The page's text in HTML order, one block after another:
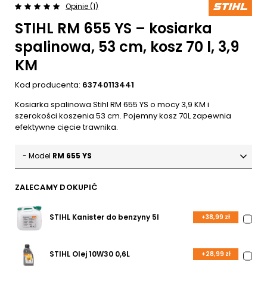
Opinie (1)
STIHL RM 655 YS – kosiarka
spalinowa, 53 cm, kosz 70 l, 3,9
KM
Kod producenta: 63740113441
Kosiarka spalinowa Stihl RM 655 YS o mocy 3,9 KM i
szerokości koszenia 53 cm. Pojemny kosz 70L zapewnia
efektywne cięcie trawnika.
- Model RM 655 YS
ZALECAMY DOKUPIĆ
STIHL Kanister do benzyny 5l +38,99 zł
STIHL Olej 10W30 0,6L +28,99 zł